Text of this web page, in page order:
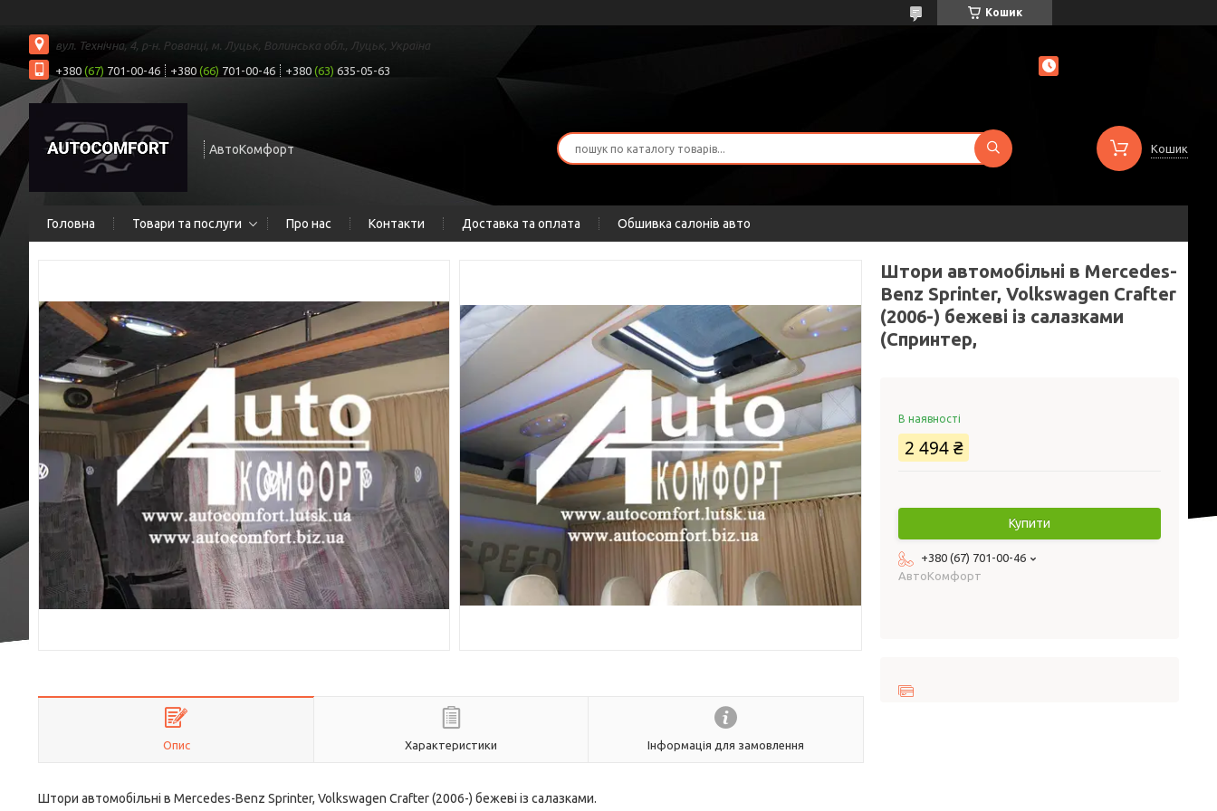
Кошик
вул. Технічна, 4, р-н. Рованці, м. Луцьк, Волинська обл., Луцьк, Україна
+380 (67) 701-00-46 +380 (66) 701-00-46 +380 (63) 635-05-63
АвтоКомфорт Кошик
Головна Товари та послуги Про нас Контакти Доставка та оплата Обшивка салонів авто
Опис Характеристики Інформація для замовлення
Штори автомобільні в Mercedes-Benz Sprinter, Volkswagen Crafter (2006-) бежеві із салазками.
Штори автомобільні в Mercedes-
Benz Sprinter, Volkswagen Crafter
(2006-) бежеві із салазками
(Спринтер,
В наявності
2 494 ₴
Купити
+380 (67) 701-00-46
AвтоКомфорт